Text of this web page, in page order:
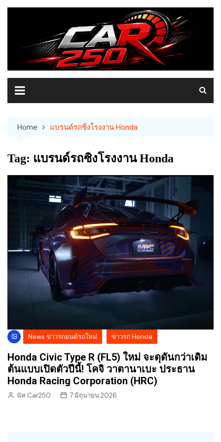
Skip
Home แบรนด์รถซิ่งโรงงาน Honda
Tag: แบรนด์รถซิ่งโรงงาน Honda
News ข่าวรถยนต์รถใหม่ ข่าวรถ Honda
Honda Civic Type R (FL5) ใหม่ จะดุดันกว่าเดิม
ต้นแบบเปิดตัวปีนี้! โคจิ วาตานาเบะ ประธาน
Honda Racing Corporation (HRC)
นัท Car250 7 มิถุนายน 2026